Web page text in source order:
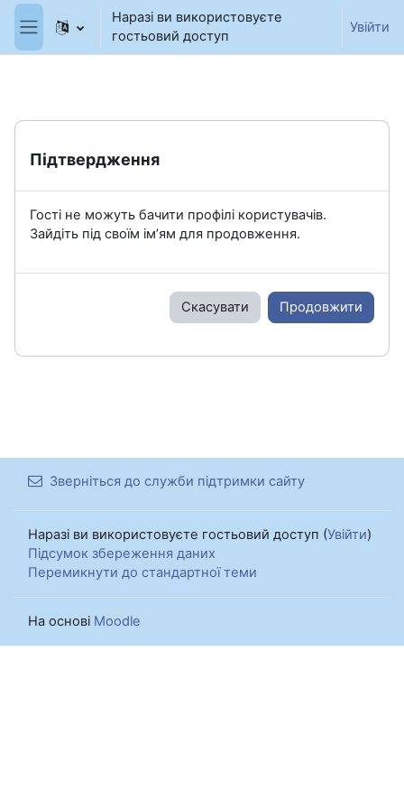
Перейти до головного вмісту
Бокова панель
Наразі ви використовуєте
гостьовий доступ
Увійти
Підтвердження
Гості не можуть бачити профілі користувачів.
Зайдіть під своїм ім’ям для продовження.
Скасувати Продовжити
Зверніться до служби підтримки сайту
Наразі ви використовуєте гостьовий доступ (Увійти)
Підсумок збереження даних
Перемикнути до стандартної теми
На основі Moodle